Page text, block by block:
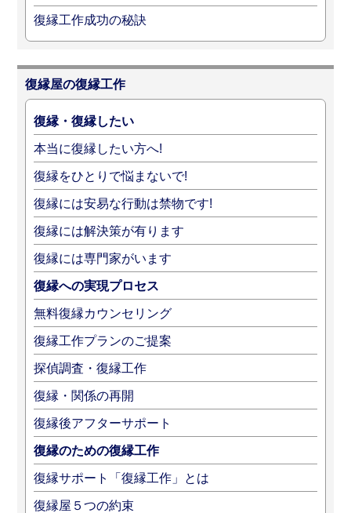
復縁工作成功の秘訣
復縁屋の復縁工作
復縁・復縁したい
本当に復縁したい方へ!
復縁をひとりで悩まないで!
復縁には安易な行動は禁物です!
復縁には解決策が有ります
復縁には専門家がいます
復縁への実現プロセス
無料復縁カウンセリング
復縁工作プランのご提案
探偵調査・復縁工作
復縁・関係の再開
復縁後アフターサポート
復縁のための復縁工作
復縁サポート「復縁工作」とは
復縁屋５つの約束